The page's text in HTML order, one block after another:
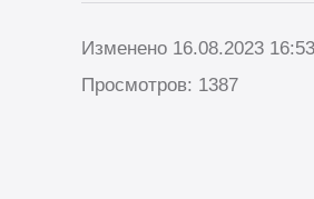
Изменено 16.08.2023
Просмотров: 1387